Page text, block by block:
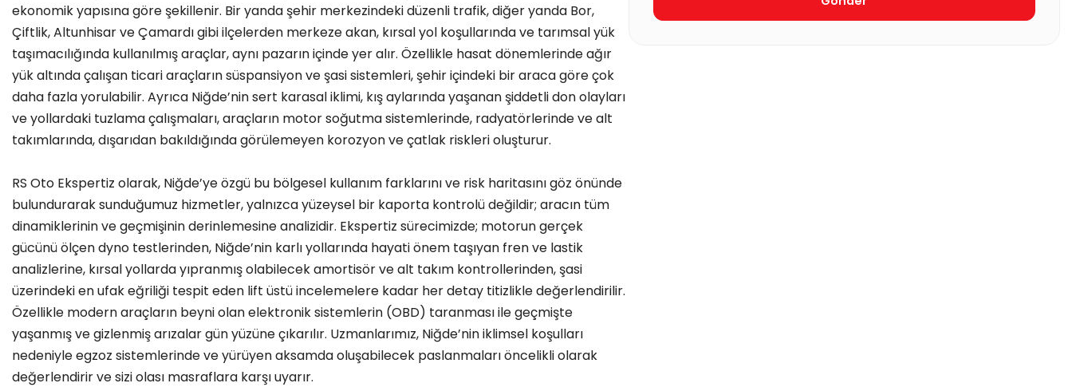
ekonomik yapısına göre şekillenir. Bir yanda şehir merkezindeki düzenli trafik, diğer yanda Bor,
Çiftlik, Altunhisar ve Çamardı gibi ilçelerden merkeze akan, kırsal yol koşullarında ve tarımsal yük
taşımacılığında kullanılmış araçlar, aynı pazarın içinde yer alır. Özellikle hasat dönemlerinde ağır
yük altında çalışan ticari araçların süspansiyon ve şasi sistemleri, şehir içindeki bir araca göre çok
daha fazla yorulabilir. Ayrıca Niğde’nin sert karasal iklimi, kış aylarında yaşanan şiddetli don olayları
ve yollardaki tuzlama çalışmaları, araçların motor soğutma sistemlerinde, radyatörlerinde ve alt
takımlarında, dışarıdan bakıldığında görülemeyen korozyon ve çatlak riskleri oluşturur.
RS Oto Ekspertiz olarak, Niğde’ye özgü bu bölgesel kullanım farklarını ve risk haritasını göz önünde
bulundurarak sunduğumuz hizmetler, yalnızca yüzeysel bir kaporta kontrolü değildir; aracın tüm
dinamiklerinin ve geçmişinin derinlemesine analizidir. Ekspertiz sürecimizde; motorun gerçek
gücünü ölçen dyno testlerinden, Niğde’nin karlı yollarında hayati önem taşıyan fren ve lastik
analizlerine, kırsal yollarda yıpranmış olabilecek amortisör ve alt takım kontrollerinden, şasi
üzerindeki en ufak eğriliği tespit eden lift üstü incelemelere kadar her detay titizlikle değerlendirilir.
Özellikle modern araçların beyni olan elektronik sistemlerin (OBD) taranması ile geçmişte
yaşanmış ve gizlenmiş arızalar gün yüzüne çıkarılır. Uzmanlarımız, Niğde’nin iklimsel koşulları
nedeniyle egzoz sistemlerinde ve yürüyen aksamda oluşabilecek paslanmaları öncelikli olarak
değerlendirir ve sizi olası masraflara karşı uyarır.